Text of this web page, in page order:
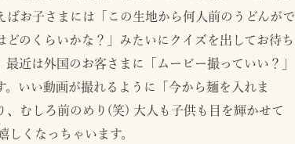
お子さまには「この生地から何人前のうどんがで
のくらいかな？」みたいにクイズを出してお待ち
近は外国のお客さまに「ムービー撮っていい？」
いい動画が撮れるように「今から麺を入れま
むしろ前のめり(笑) 大人も子供も目を輝かせて
しくなっちゃいます。